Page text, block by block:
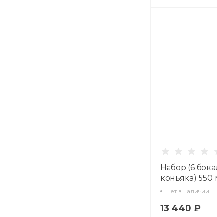
Набор (6
коньяка) 550
арт. 14.00013.07
Нет в наличии
13 440 ₽